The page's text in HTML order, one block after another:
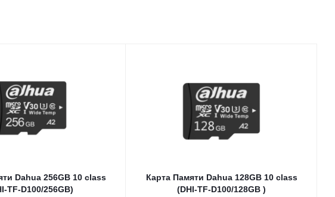
Dahua 256GB 10 class
TF-D100/256GB)
Карта Памяти Dahua 128GB 10 class
(DHI-TF-D100/128GB )